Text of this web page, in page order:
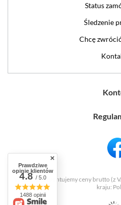
Status
Śledzenie
Chcę
W sklepie prezentujemy ceny brutto (z
kraju:
Prawdziwe
opinie klientów
4.8/ 5.0
1488 opinii